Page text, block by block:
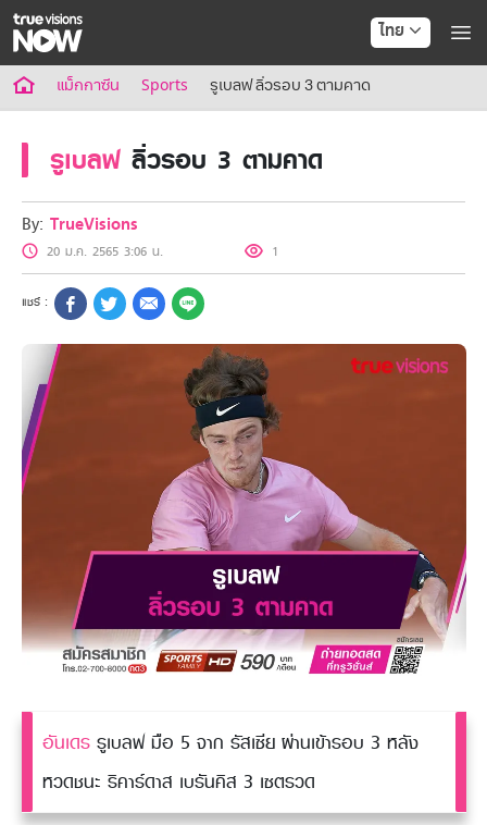
ไทย
แม็กกาซีน Sports รูเบลฟ ลิ่วรอบ 3 ตามคาด
รูเบลฟ ลิ่วรอบ 3 ตามคาด
By: TrueVisions
20 ม.ค. 2565 3:06 น. 1
อันเดร รูเบลฟ มือ 5 จาก รัสเซีย ผ่านเข้ารอบ 3 หลัง
หวดชนะ ริคาร์ดาส เบรันคิส 3 เซตรวด